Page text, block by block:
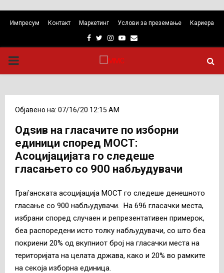
Импресум Контакт Маркетинг Услови за преземање Кариера
Facebook
TwitterInstagram
Youtube
Email
PRIMARY
Објавено на: 07/16/20 12:15 AM
Одѕив на гласачите по изборни
единици според МОСТ:
Асоцијацијата го следеше
гласањето со 900 набљудувачи
Граѓанската асоцијација МОСТ го следеше денешното
гласање со 900 набљудувачи. На 696 гласачки места,
избрани според случаен и репрезентативен примерок,
беа распоредени исто толку набљудувачи, со што беа
покриени 20% од вкупниот број на гласачки места на
територијата на целата држава, како и 20% во рамките
на секоја изборна единица.